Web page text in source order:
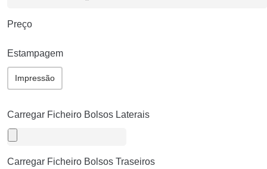
Preço
Estampagem
Impressão
Carregar Ficheiro Bolsos Laterais
Carregar Ficheiro Bolsos Traseiros